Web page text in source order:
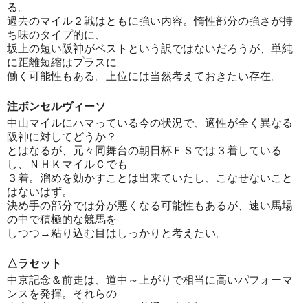
る。
過去のマイル２戦はともに強い内容。惰性部分の強さが持
ち味のタイプ的に、
坂上の短い阪神がベストという訳ではないだろうが、単純
に距離短縮はプラスに
働く可能性もある。上位には当然考えておきたい存在。
注ボンセルヴィーソ
中山マイルにハマっている今の状況で、適性が全く異なる
阪神に対してどうか？
とはなるが、元々同舞台の朝日杯ＦＳでは３着している
し、ＮＨＫマイルＣでも
３着。溜めを効かすことは出来ていたし、こなせないこと
はないはず。
決め手の部分では分が悪くなる可能性もあるが、速い馬場
の中で積極的な競馬を
しつつ→粘り込む目はしっかりと考えたい。
△ラセット
中京記念＆前走は、道中～上がりで相当に高いパフォーマ
ンスを発揮。それらの